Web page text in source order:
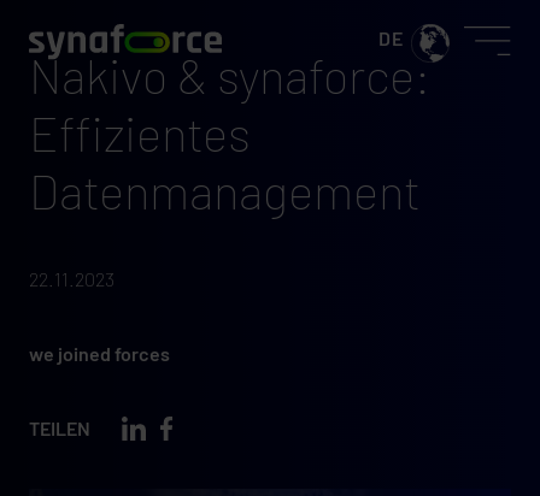
Nakivo & synaforce:
Effizientes
Datenmanagement
22.11.2023
we joined forces
TEILEN